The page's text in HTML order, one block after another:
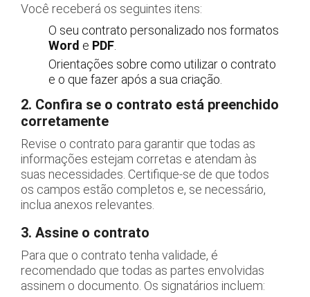
Você receberá os seguintes itens:
O seu contrato personalizado nos formatos
Word e PDF
Orientações sobre como utilizar o contrato
e o que fazer após a sua criação.
2. Confira se o contrato está preenchido
corretamente
Revise o contrato para garantir que todas as
informações estejam corretas e atendam às
suas necessidades. Certifique-se de que todos
os campos estão completos e, se necessário,
inclua anexos relevantes.
3. Assine o contrato
Para que o contrato tenha validade, é
recomendado que todas as partes envolvidas
assinem o documento. Os signatários incluem: